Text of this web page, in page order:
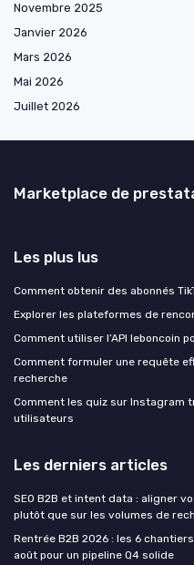
Novembre 2025
Janvier 2026
Mars 2026
Mai 2026
Juillet 2026
Marketplace de
Les plus lus
Comment obtenir des abonnés
Explorer les plateformes de
Comment utiliser l’API leboncoin
Comment formuler une requête
recherche
Comment les quiz sur Instagram
utilisateurs
Les derniers articles
SEO B2B et intent data : aligner
plutôt que sur les volumes de
Rentrée B2B 2026 : les 6
août pour un pipeline Q4 solide